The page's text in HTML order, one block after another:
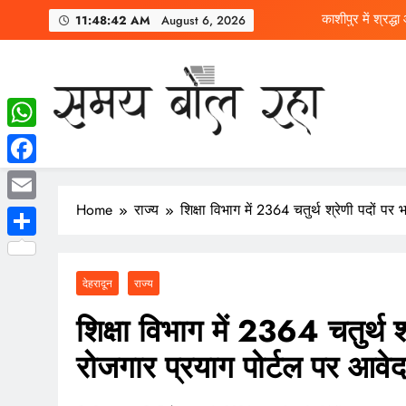
11:48:43 AM August 6, 2026
काशीपुर में
काशीपुर की सोनिका
काशीपुर में
SAMAY BOL RAHA
Samay Bol Raha is your trusted Hindi news website,
Home राज्य शिक्षा विभाग में 2364 चतुर्थ श्रेणी पदों
देहरादून राज्य
शिक्षा विभाग में 2364 चतुर्थ
रोजगार प्रयाग पोर्टल पर
WhatsApp
Facebook
Email
Share